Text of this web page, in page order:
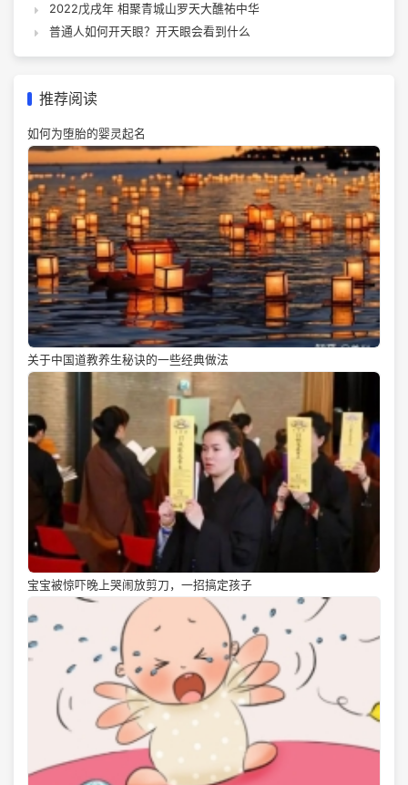
2022戊戌年 相聚青城山罗天大醮祐中华
普通人如何开天眼？开天眼会看到什么
推荐阅读
如何为堕胎的婴灵起名
关于中国道教养生秘诀的一些经典做法
宝宝被惊吓晚上哭闹放剪刀，一招搞定孩子